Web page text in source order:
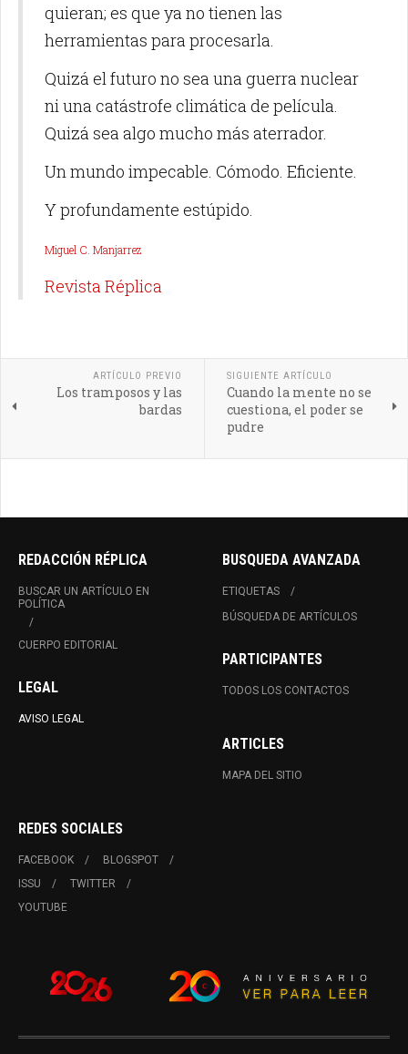
quieran; es que ya no tienen las
herramientas para procesarla.
Quizá el futuro no sea una guerra nuclear
ni una catástrofe climática de película.
Quizá sea algo mucho más aterrador.
Un mundo impecable. Cómodo. Eficiente.
Y profundamente estúpido.
Miguel C. Manjarrez
Revista Réplica
ARTÍCULO PREVIO
Los tramposos y las
bardas
SIGUIENTE ARTÍCULO
Cuando la mente no se
cuestiona, el poder se
pudre
REDACCIÓN RÉPLICA
BUSCAR UN ARTÍCULO EN
POLÍTICA
CUERPO EDITORIAL
LEGAL
AVISO LEGAL
BUSQUEDA AVANZADA
ETIQUETAS
BÚSQUEDA DE ARTÍCULOS
PARTICIPANTES
TODOS LOS CONTACTOS
ARTICLES
MAPA DEL SITIO
REDES SOCIALES
FACEBOOK
BLOGSPOT
ISSU
TWITTER
YOUTUBE